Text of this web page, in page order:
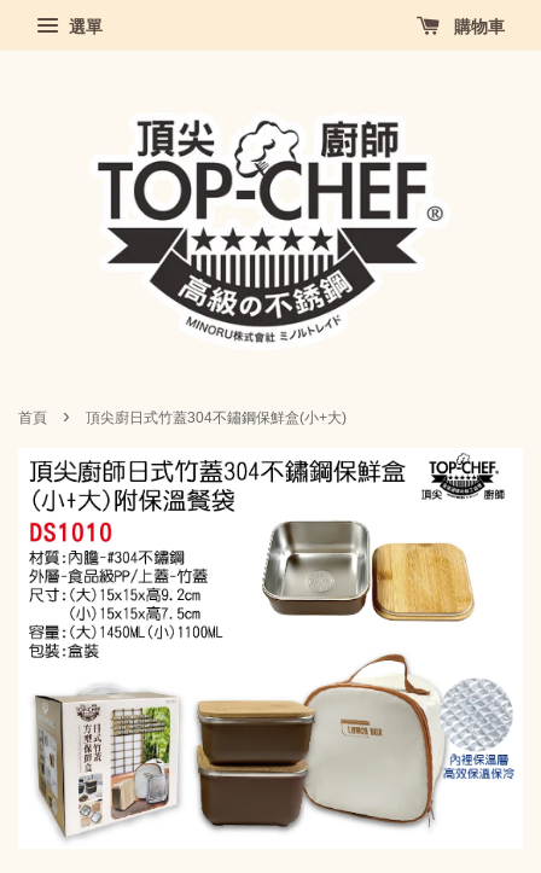
選單 購物車
首頁 › 頂尖廚日式竹蓋304不鏽鋼保鮮盒(小+大)